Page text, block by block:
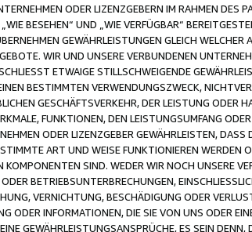
ODER LIZENZGEBERN IM RAHMEN DES
BESEHEN“ UND „WIE VERFÜGBAR“
GEWÄHRLEISTUNGEN GLEICH
WIR UND UNSERE VERBUNDENEN
ETWAIGE STILLSCHWEIGENDE
BESTIMMTEN VERWENDUNGSZWECK,
GESCHÄFTSVERKEHR, DER LEISTUNG ODER
FUNKTIONEN, DEN LEISTUNGSUMFANG
ODER LIZENZGEBER GEWÄHRLEISTEN, DASS
ART UND WEISE FUNKTIONIEREN WERDEN
KOMPONENTEN SIND. WEDER WIR NOCH UNSERE
BETRIEBSUNTERBRECHUNGEN,
VERNICHTUNG, BESCHÄDIGUNG ODER
ODER INFORMATIONEN, DIE SIE VON UNS ODER
GEWÄHRLEISTUNGSANSPRÜCHE, ES SEIN DENN,